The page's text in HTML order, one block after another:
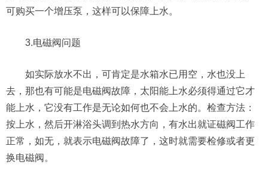
可购买一个增压泵，这样可以保障上水。
3.电磁阀问题
如实际放水不出，可肯定是水箱水已用空，水也没上
去，那也有可能是电磁阀故障，太阳能上水必须得通过它才
能上水，它没有工作是无论如何也不会上水的。检查方法：
按上水，然后开淋浴头调到热水方向，有水出就证磁阀工作
正常，如无，就表示电磁阀故障了，这时就需要检修或者更
换电磁阀。